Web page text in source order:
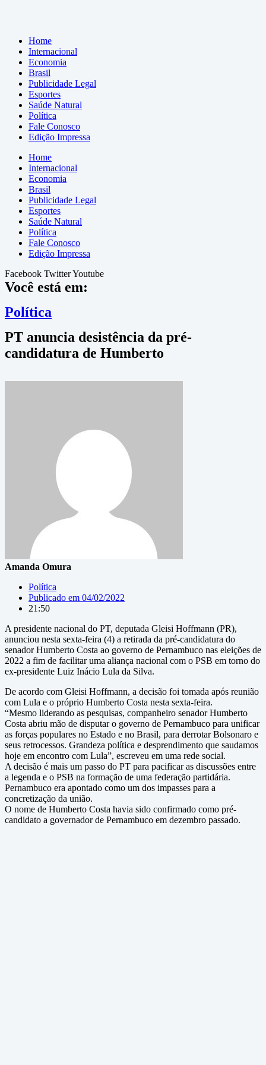
Home
Internacional
Economia
Brasil
Publicidade Legal
Esportes
Saúde Natural
Política
Fale Conosco
Edição Impressa
Home
Internacional
Economia
Brasil
Publicidade Legal
Esportes
Saúde Natural
Política
Fale Conosco
Edição Impressa
Facebook TwitterYoutube
Você está em:
Política
PT anuncia desistência da pré-
candidatura de Humberto
Amanda Omura
Política
Publicado em 04/02/2022
21:50
A presidente nacional do PT, deputada Gleisi Hoffmann (PR),
anunciou nesta sexta-feira (4) a retirada da pré-candidatura do
senador Humberto Costa ao governo de Pernambuco nas eleições de
2022 a fim de facilitar uma aliança nacional com o PSB em torno do
ex-presidente Luiz Inácio Lula da Silva.
De acordo com Gleisi Hoffmann, a decisão foi tomada após reunião
com Lula e o próprio Humberto Costa nesta sexta-feira.
“Mesmo liderando as pesquisas, companheiro senador Humberto
Costa abriu mão de disputar o governo de Pernambuco para unificar
as forças populares no Estado e no Brasil, para derrotar Bolsonaro e
seus retrocessos. Grandeza política e desprendimento que saudamos
hoje em encontro com Lula”, escreveu em uma rede social.
A decisão é mais um passo do PT para pacificar as discussões entre
a legenda e o PSB na formação de uma federação partidária.
Pernambuco era apontado como um dos impasses para a
concretização da união.
O nome de Humberto Costa havia sido confirmado como pré-
candidato a governador de Pernambuco em dezembro passado.